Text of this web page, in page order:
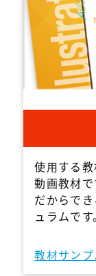
使用する
動画教材
だからで
ュラムです。
教材サン